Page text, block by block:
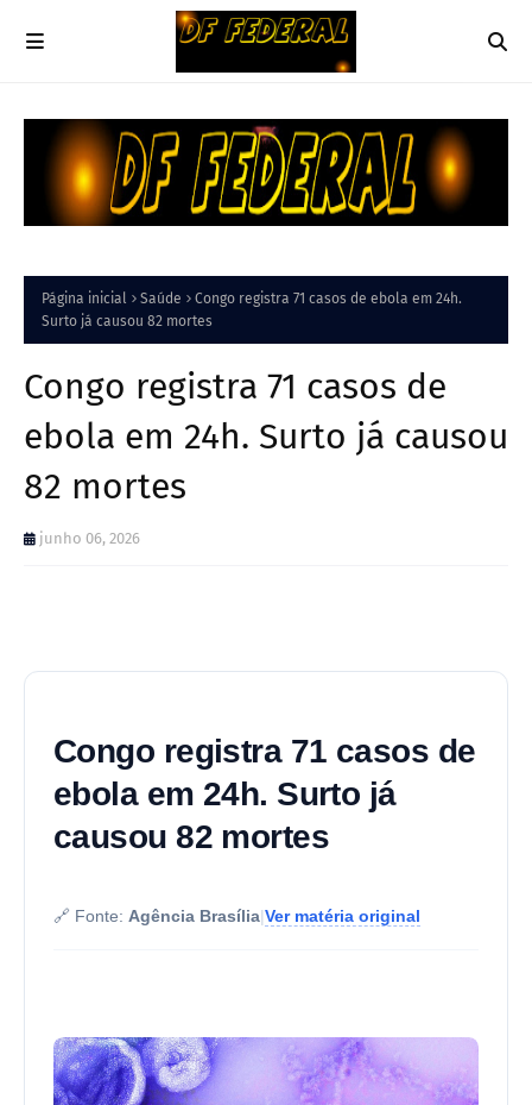
Página inicial Saúde
Congo registra 71 casos de ebola em 24h.
Surto já causou 82 mortes
Congo registra 71 casos de
ebola em 24h. Surto já causou
82 mortes
junho 06, 2026
Congo registra 71 casos de
ebola em 24h. Surto já
causou 82 mortes
🔗 Fonte: Agência Brasília|Ver matéria original